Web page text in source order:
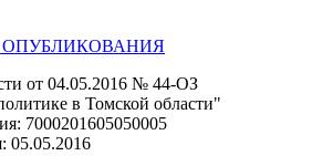
ОПУБЛИКОВАНИЯ
от 04.05.2016 № 44-ОЗ
в Томской области"
7000201605050005
05.05.2016